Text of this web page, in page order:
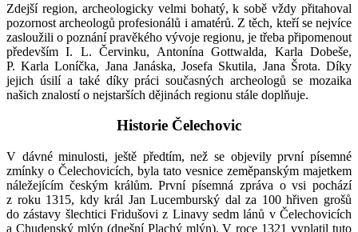
Zdejší region, archeologicky velmi bohatý, k sobě vždy přitahoval
pozornost archeologů profesionálů i amatérů. Z těch, kteří se nejvíce
zasloužili o poznání pravěkého vývoje regionu, je třeba připomenout
především I. L. Červinku, Antonína Gottwalda, Karla Dobeše,
P. Karla Loníčka, Jana Janáska, Josefa Skutila, Jana Šrota. Díky
jejich úsilí a také díky práci současných archeologů se mozaika
našich znalostí o nejstarších dějinách regionu stále doplňuje.
Historie Čelechovic
V dávné minulosti, ještě předtím, než se objevily první písemné
zmínky o Čelechovicích, byla tato vesnice zeměpanským majetkem
náležejícím českým králům. První písemná zpráva o vsi pochází
z roku 1315, kdy král Jan Lucemburský dal za 100 hřiven grošů
do zástavy šlechtici Fridušovi z Linavy sedm lánů v Čelechovicích
a Chudenský mlýn (dnešní Plachý mlýn). V roce 1321 vyplatil tuto